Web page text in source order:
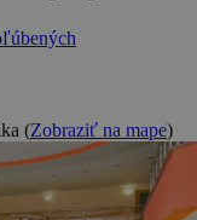
(Zobraziť na mape)